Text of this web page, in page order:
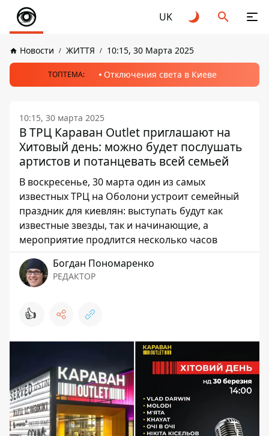
UK
Новости ЖИТТЯ 10:15, 30 Марта 2025
ТОПТЕМА: Отключения света в Киеве
10:15, 30 марта 2025
В ТРЦ Караван Outlet приглашают на
Хитовый день: можно будет послушать
артистов и потанцевать всей семьей
В воскресенье, 30 марта один из самых
известных ТРЦ на Оболони устроит семейный
праздник для киевлян: выступать будут как
известные звезды, так и начинающие, а
мероприятие продлится несколько часов
Богдан Пономаренко
РЕДАКТОР
👍